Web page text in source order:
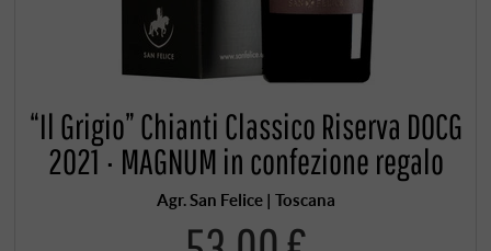
“Il Grigio” Chianti Classico Riserva DOCG
2021 · MAGNUM in confezione regalo
Agr. San Felice | Toscana